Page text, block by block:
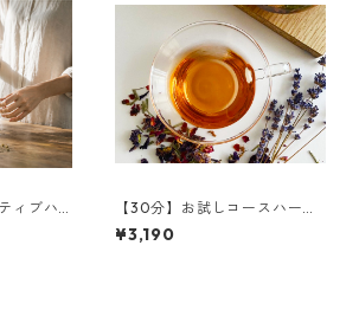
ィブハ
養成講
【30分】お試しコースハーブ
ティーワンポイントレクチャ
ー
¥3,190